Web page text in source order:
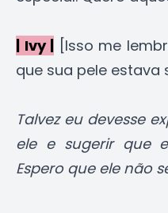
| Ivy | [Isso me
que sua pele estava
Talvez eu devesse
ele e sugerir que
Espero que ele não